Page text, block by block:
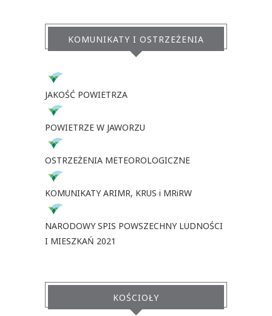
KOMUNIKATY I OSTRZEŻENIA
JAKOŚĆ POWIETRZA
POWIETRZE W JAWORZU
OSTRZEŻENIA METEOROLOGICZNE
KOMUNIKATY ARIMR, KRUS i MRiRW
NARODOWY SPIS POWSZECHNY LUDNOŚCI
I MIESZKAŃ 2021
KOŚCIOŁY